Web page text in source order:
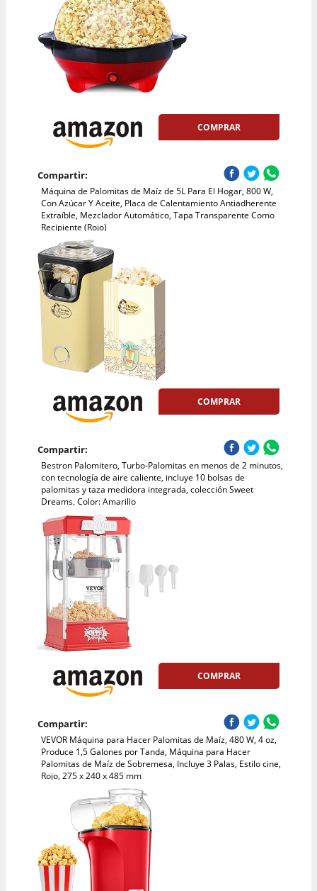
COMPRAR
Compartir:
Máquina de Palomitas de Maíz de 5L Para El Hogar, 800 W,
Con Azúcar Y Aceite, Placa de Calentamiento Antiadherente
Extraíble, Mezclador Automático, Tapa Transparente Como
Recipiente (Rojo)
COMPRAR
Compartir:
Bestron Palomitero, Turbo-Palomitas en menos de 2 minutos,
con tecnología de aire caliente, incluye 10 bolsas de
palomitas y taza medidora integrada, colección Sweet
Dreams, Color: Amarillo
COMPRAR
Compartir:
VEVOR Máquina para Hacer Palomitas de Maíz, 480 W, 4 oz,
Produce 1,5 Galones por Tanda, Máquina para Hacer
Palomitas de Maíz de Sobremesa, Incluye 3 Palas, Estilo cine,
Rojo, 275 x 240 x 485 mm